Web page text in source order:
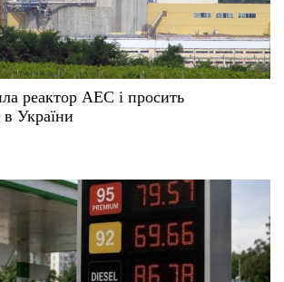
реактор АЕС і просить
в України